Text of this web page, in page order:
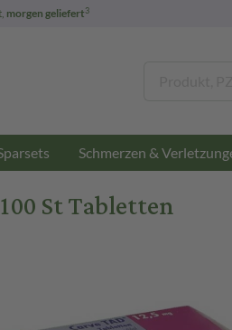
morgen geliefert3
Schmerzen &
St Tabletten